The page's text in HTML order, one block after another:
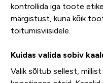
kontrollida iga toote
märgistust, kuna kõik
toitumisviisidele.
Kuidas valida sobiv
Valik sõltub sellest,